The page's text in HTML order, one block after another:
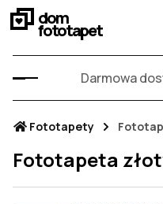
dom
fototapet
Darmowa
Fototapety
Fototapeta